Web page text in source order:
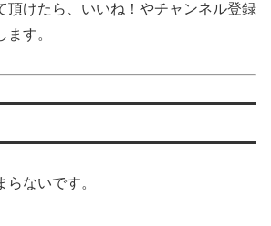
頂けたら、いいね！やチャンネル登録
す。
ないです。